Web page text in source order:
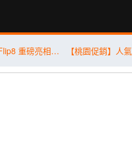
三星 Galaxy Z Fold8 系列／Flip8 重磅亮相！傑昇通信預購抽萬元悠遊卡金